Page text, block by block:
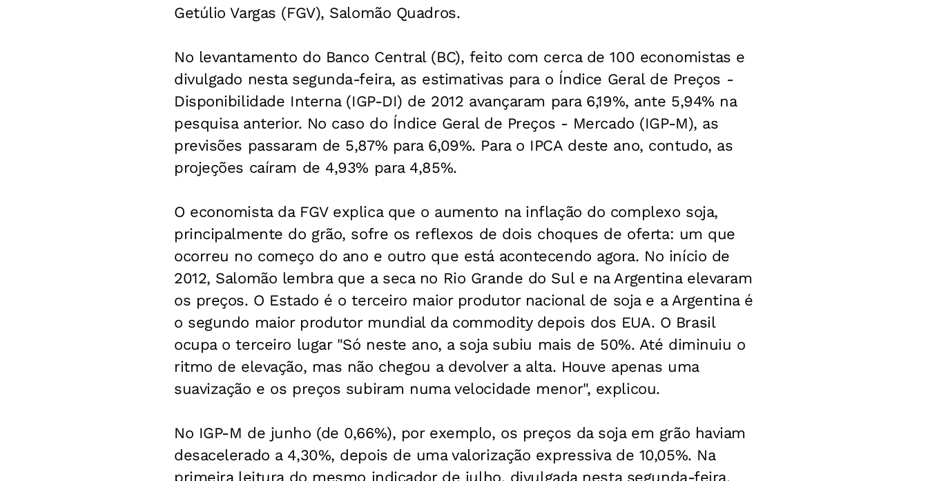
Getúlio Vargas (FGV), Salomão Quadros.
No levantamento do Banco Central (BC), feito com cerca de 100 economistas e
divulgado nesta segunda-feira, as estimativas para o Índice Geral de Preços -
Disponibilidade Interna (IGP-DI) de 2012 avançaram para 6,19%, ante 5,94% na
pesquisa anterior. No caso do Índice Geral de Preços - Mercado (IGP-M), as
previsões passaram de 5,87% para 6,09%. Para o IPCA deste ano, contudo, as
projeções caíram de 4,93% para 4,85%.
O economista da FGV explica que o aumento na inflação do complexo soja,
principalmente do grão, sofre os reflexos de dois choques de oferta: um que
ocorreu no começo do ano e outro que está acontecendo agora. No início de
2012, Salomão lembra que a seca no Rio Grande do Sul e na Argentina elevaram
os preços. O Estado é o terceiro maior produtor nacional de soja e a Argentina é
o segundo maior produtor mundial da commodity depois dos EUA. O Brasil
ocupa o terceiro lugar "Só neste ano, a soja subiu mais de 50%. Até diminuiu o
ritmo de elevação, mas não chegou a devolver a alta. Houve apenas uma
suavização e os preços subiram numa velocidade menor", explicou.
No IGP-M de junho (de 0,66%), por exemplo, os preços da soja em grão haviam
desacelerado a 4,30%, depois de uma valorização expressiva de 10,05%. Na
primeira leitura do mesmo indicador de julho, divulgada nesta segunda-feira,